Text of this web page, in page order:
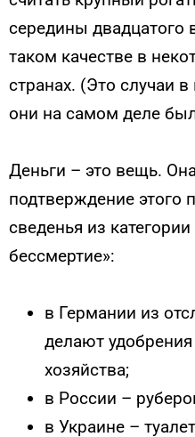
середины двадцатого
таком каче­стве в
странах. (Это случаи в
они на самом деле
Деньги – это вещь.
подтверж­дение этого
сведенья из
бессмертие»:
в Германии из
делают
хозяйства;
в России –
в Украине –